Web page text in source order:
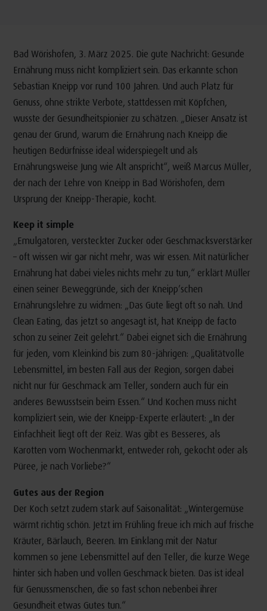
Bad Wörishofen, 3. März 2025. Die gute Nachricht: Gesunde
Ernährung muss nicht kompliziert sein. Das erkannte schon
Sebastian Kneipp vor rund 100 Jahren. Und auch Platz für
Genuss, ohne strikte Verbote, stattdessen mit Köpfchen,
wusste der Gesundheitspionier zu schätzen. „Dieser Ansatz ist
genau der Grund, warum die Ernährung nach Kneipp die
heutigen Bedürfnisse ideal widerspiegelt und als
Ernährungsweise Jung wie Alt anspricht“, weiß Marcus Müller,
der nach der Lehre von Kneipp in Bad Wörishofen, dem
Ursprung der Kneipp-Therapie, kocht.
Keep it simple
„Emulgatoren, versteckter Zucker oder Geschmacksverstärker
– oft wissen wir gar nicht mehr, was wir essen. Mit natürlicher
Ernährung hat dabei vieles nichts mehr zu tun,“ erklärt Müller
einen seiner Beweggründe, sich der Kneipp’schen
Ernährungslehre zu widmen: „Das Gute liegt oft so nah. Und
Clean Eating, das jetzt so angesagt ist, hat Kneipp de facto
schon zu seiner Zeit gelehrt.“ Dabei eignet sich die Ernährung
für jeden, vom Kleinkind bis zum 80-jährigen: „Qualitätvolle
Lebensmittel, im besten Fall aus der Region, sorgen dabei
nicht nur für Geschmack am Teller, sondern auch für ein
anderes Bewusstsein beim Essen.“ Und Kochen muss nicht
kompliziert sein, wie der Kneipp-Experte erläutert: „In der
Einfachheit liegt oft der Reiz. Was gibt es Besseres, als
Karotten vom Wochenmarkt, entweder roh, gekocht oder als
Püree, je nach Vorliebe?“
Gutes aus der Region
Der Koch setzt zudem stark auf Saisonalität: „Wintergemüse
wärmt richtig schön. Jetzt im Frühling freue ich mich auf frische
Kräuter, Bärlauch, Beeren. Im Einklang mit der Natur
kommen so jene Lebensmittel auf den Teller, die kurze Wege
hinter sich haben und vollen Geschmack bieten. Das ist ideal
für Genussmenschen, die so fast schon nebenbei ihrer
Gesundheit etwas Gutes tun.“